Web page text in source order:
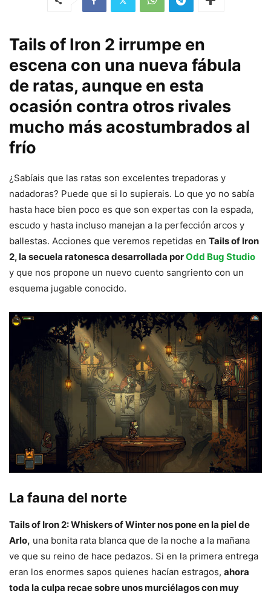
Tails of Iron 2 irrumpe en
escena con una nueva fábula
de ratas, aunque en esta
ocasión contra otros rivales
mucho más acostumbrados al
frío
¿Sabíais que las ratas son excelentes trepadoras y
nadadoras? Puede que si lo supierais. Lo que yo no sabía
hasta hace bien poco es que son expertas con la espada,
escudo y hasta incluso manejan a la perfección arcos y
ballestas. Acciones que veremos repetidas en Tails of Iron
2, la secuela ratonesca desarrollada porOdd Bug Studio
y que nos propone un nuevo cuento sangriento con un
esquema jugable conocido.
La fauna del norte
Tails of Iron 2: Whiskers of Winter nos pone en la piel de
Arlo, una bonita rata blanca que de la noche a la mañana
ve que su reino de hace pedazos. Si en la primera entrega
eran los enormes sapos quienes hacían estragos, ahora
toda la culpa recae sobre unos murciélagos con muy